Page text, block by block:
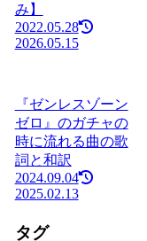
み】
2022.05.28
2026.05.15
『ゼンレスゾーン
ゼロ』のガチャの
時に流れる曲の歌
詞と和訳
2024.09.04
2025.02.13
タグ